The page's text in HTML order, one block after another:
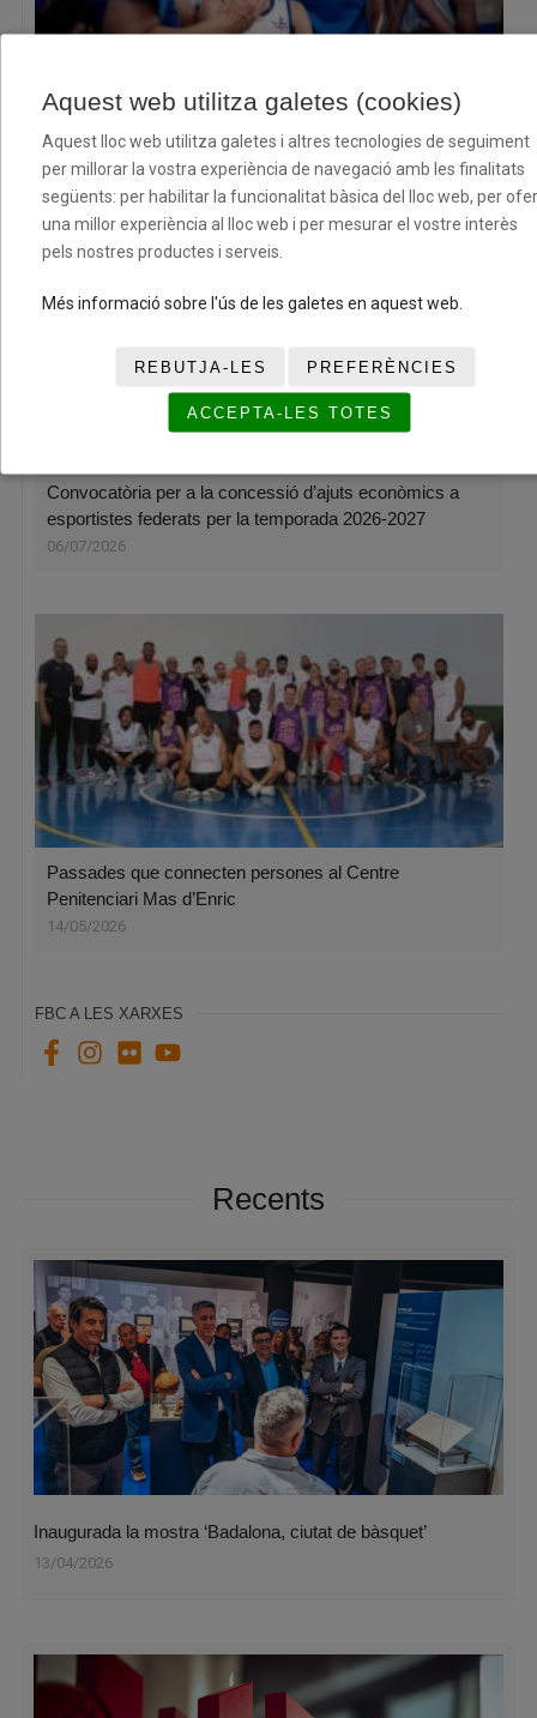
bàsquet base amb dos caps de setmana plens d’esport i
convivència
08/07/2026
Convocatòria per a la concessió d’ajuts econòmics a
esportistes federats per la temporada 2026-2027
06/07/2026
Passades que connecten persones al Centre
Penitenciari Mas d’Enric
14/05/2026
FBC A LES XARXES
Recents
Inaugurada la mostra ‘Badalona, ciutat de bàsquet’
13/04/2026
Aquest web utilitza galetes (cookies)
Aquest lloc web utilitza galetes i altres tecnologies de seguiment
per millorar la vostra experiència de navegació amb les finalitats
següents: per habilitar la funcionalitat bàsica del lloc web, per
una millor experiència al lloc web i per mesurar el vostre interès
pels nostres productes i serveis.
Més informació sobre l'ús de les galetes en aquest web.
REBUTJA-LES PREFERÈNCIES
ACCEPTA-LES TOTES